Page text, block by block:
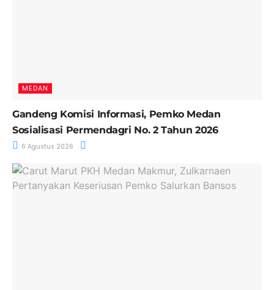
MEDAN
Gandeng Komisi Informasi, Pemko Medan
Sosialisasi Permendagri No. 2 Tahun 2026
6 Agustus 2026